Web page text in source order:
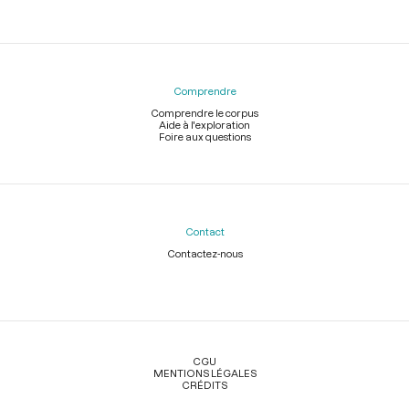
Comprendre
Comprendre le corpus
Aide à l'exploration
Foire aux questions
Contact
Contactez-nous
Légal
CGU
MENTIONS LÉGALES
CRÉDITS